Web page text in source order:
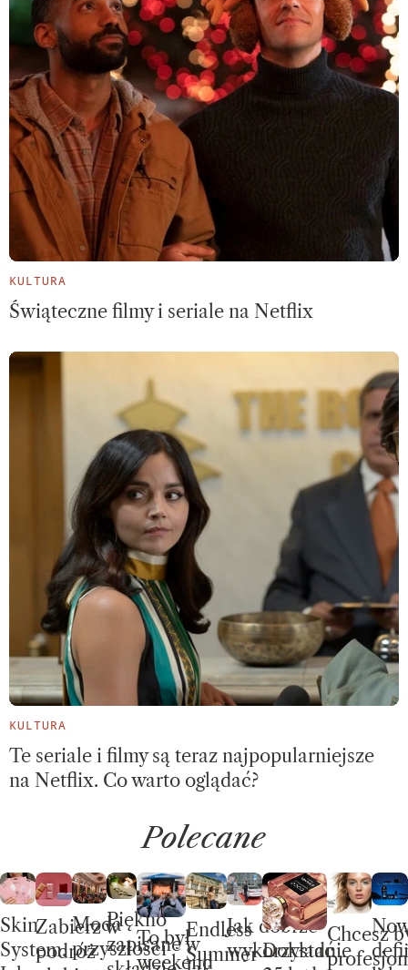
KULTURA
Świąteczne filmy i seriale na Netflix
KULTURA
Te seriale i filmy są teraz najpopularniejsze
na Netflix. Co warto oglądać?
Polecane
Skin
System.
Zabierz w
podróż
Moda
przyszłości
Piękno
zapisane w
To był
weekend
Endless
Summer –
Jak dobrze
wykorzystać
Dokładnie
Chcesz